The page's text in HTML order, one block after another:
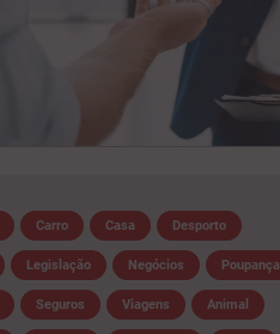
Carro Casa Desporto
Legislação Negócios Poupança
Seguros Viagens Animal